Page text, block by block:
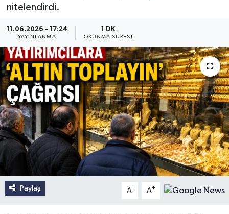
nitelendirdi.
11.06.2026 - 17:24
YAYINLANMA
1 DK
OKUNMA SÜRESI
Paylaş A- A+